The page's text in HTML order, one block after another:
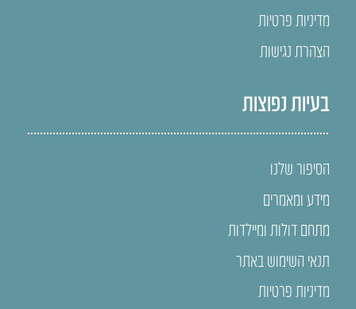
מדיניות פרטיות
הצהרת נגישות
בעיות נפוצות
הסיפור שלנו
מידע ומאמרים
מתחם דולות ומיילדות
תנאי השימוש באתר
מדיניות פרטיות